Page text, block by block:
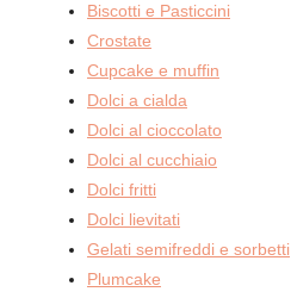
Biscotti e Pasticcini
Crostate
Cupcake e muffin
Dolci a cialda
Dolci al cioccolato
Dolci al cucchiaio
Dolci fritti
Dolci lievitati
Gelati semifreddi e sorbetti
Plumcake